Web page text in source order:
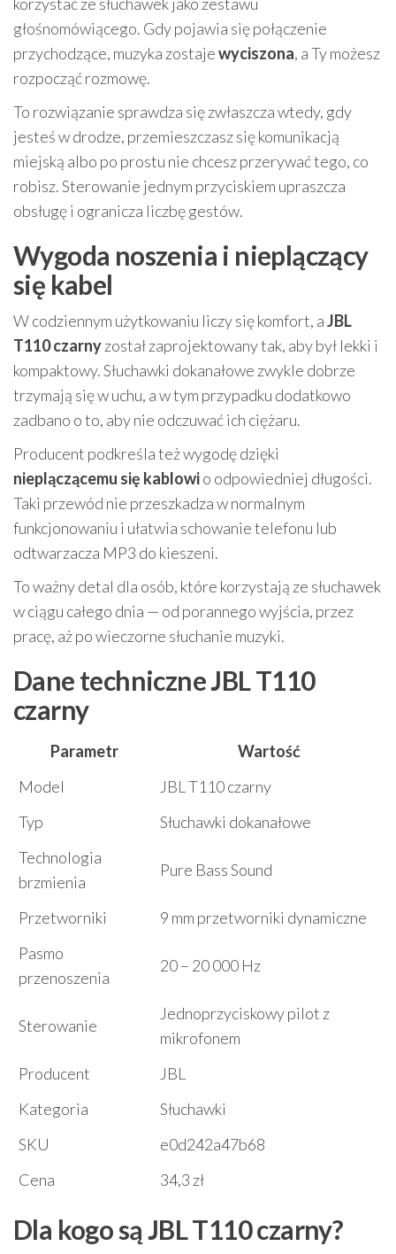
głośnomówiącego. Gdy pojawia się połączenie
przychodzące, muzyka zostajewyciszona, a Ty możesz
rozpocząć rozmowę.
To rozwiązanie sprawdza się zwłaszcza wtedy, gdy
jesteś w drodze, przemieszczasz się komunikacją
miejską albo po prostu nie chcesz przerywać tego, co
robisz. Sterowanie jednym przyciskiem upraszcza
obsługę i ogranicza liczbę gestów.
Wygoda noszenia i nieplączący
się kabel
W codziennym użytkowaniu liczy się komfort, aJBL
T110 czarnyzostał zaprojektowany tak, aby był lekki i
kompaktowy. Słuchawki dokanałowe zwykle dobrze
trzymają się w uchu, a w tym przypadku dodatkowo
zadbano o to, aby nie odczuwać ich ciężaru.
Producent podkreśla też wygodę dzięki
nieplączącemu się kablowio odpowiedniej długości.
Taki przewód nie przeszkadza w normalnym
funkcjonowaniu i ułatwia schowanie telefonu lub
odtwarzacza MP3 do kieszeni.
To ważny detal dla osób, które korzystają ze słuchawek
w ciągu całego dnia — od porannego wyjścia, przez
pracę, aż po wieczorne słuchanie muzyki.
Dane techniczne JBL T110
czarny
Parametr
Wartość
Model
JBL T110 czarny
Typ
Słuchawki dokanałowe
Technologia
brzmienia
Pure Bass Sound
Przetworniki
9 mm przetworniki dynamiczne
Pasmo
przenoszenia
20 – 20 000 Hz
Sterowanie
Jednoprzyciskowy pilot z
mikrofonem
Producent
JBL
Kategoria
Słuchawki
SKU
e0d242a47b68
Cena
34,3 zł
Dla kogo są JBL T110 czarny?